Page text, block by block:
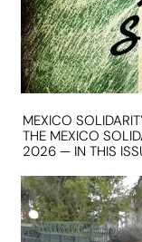
MEXICO
THE MEXICO
2026 — IN THIS